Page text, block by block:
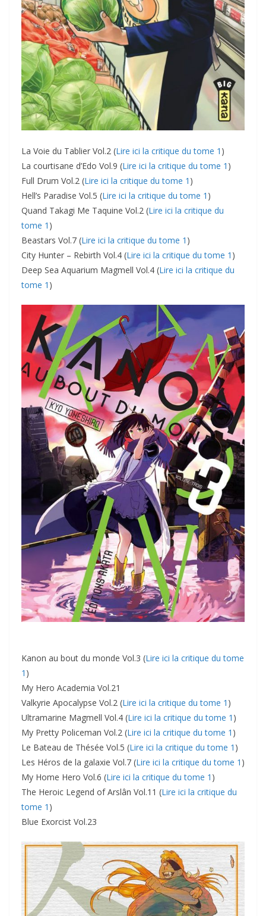
La Voie du Tablier Vol.2 (Lire ici la critique du tome 1 )
La courtisane d’Edo Vol.9 (Lire ici la critique du tome 1 )
Full Drum Vol.2 (Lire ici la critique du tome 1 )
Hell’s Paradise Vol.5 (Lire ici la critique du tome 1 )
Quand Takagi Me Taquine Vol.2 (Lire ici la critique du
tome 1 )
Beastars Vol.7 (Lire ici la critique du tome 1 )
City Hunter – Rebirth Vol.4 (Lire ici la critique du tome 1 )
Deep Sea Aquarium Magmell Vol.4 (Lire ici la critique du
tome 1 )
Kanon au bout du monde Vol.3 (Lire ici la critique du tome
1 )
My Hero Academia Vol.21
Valkyrie Apocalypse Vol.2 (Lire ici la critique du tome 1 )
Ultramarine Magmell Vol.4 (Lire ici la critique du tome 1 )
My Pretty Policeman Vol.2 (Lire ici la critique du tome 1 )
Le Bateau de Thésée Vol.5 (Lire ici la critique du tome 1 )
Les Héros de la galaxie Vol.7 (Lire ici la critique du tome 1 )
My Home Hero Vol.6 (Lire ici la critique du tome 1 )
The Heroic Legend of Arslân Vol.11 (Lire ici la critique du
tome 1 )
Blue Exorcist Vol.23